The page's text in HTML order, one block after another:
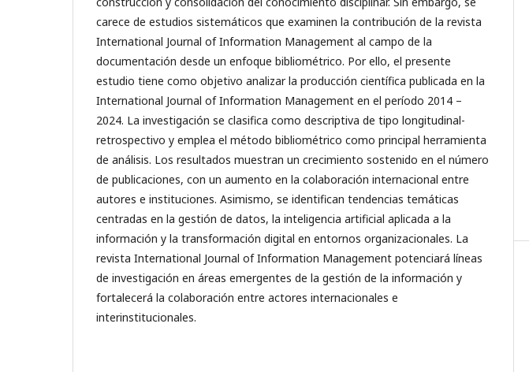
carece de estudios sistemáticos que examinen la contribución de la revista
International Journal of Information Management al campo de la
documentación desde un enfoque bibliométrico. Por ello, el presente
estudio tiene como objetivo analizar la producción científica publicada en la
International Journal of Information Management en el período 2014 –
2024. La investigación se clasifica como descriptiva de tipo longitudinal-
retrospectivo y emplea el método bibliométrico como principal herramienta
de análisis. Los resultados muestran un crecimiento sostenido en el número
de publicaciones, con un aumento en la colaboración internacional entre
autores e instituciones. Asimismo, se identifican tendencias temáticas
centradas en la gestión de datos, la inteligencia artificial aplicada a la
información y la transformación digital en entornos organizacionales. La
revista International Journal of Information Management potenciará líneas
de investigación en áreas emergentes de la gestión de la información y
fortalecerá la colaboración entre actores internacionales e
interinstitucionales.